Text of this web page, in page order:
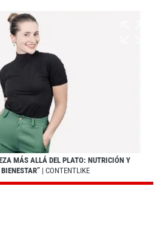
MÁS ALLÁ DEL PLATO: NUTRICIÓN Y
| CONTENTLIKE